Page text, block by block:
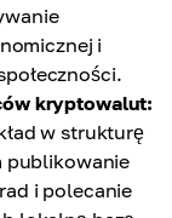
i
kryptowalut:
w strukturę
publikowanie
i polecanie